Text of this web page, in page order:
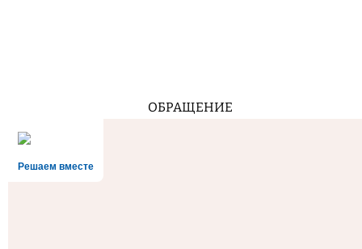
ОБРАЩЕНИЕ
Решаем вместе